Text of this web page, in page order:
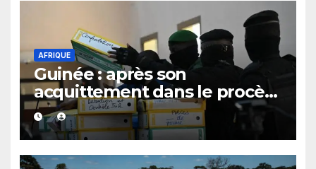
AFRIQUE
Guinée : après son
acquittement dans le procès
du 28 septembre 2009,
Bienvenu Lamah promu
général de brigade